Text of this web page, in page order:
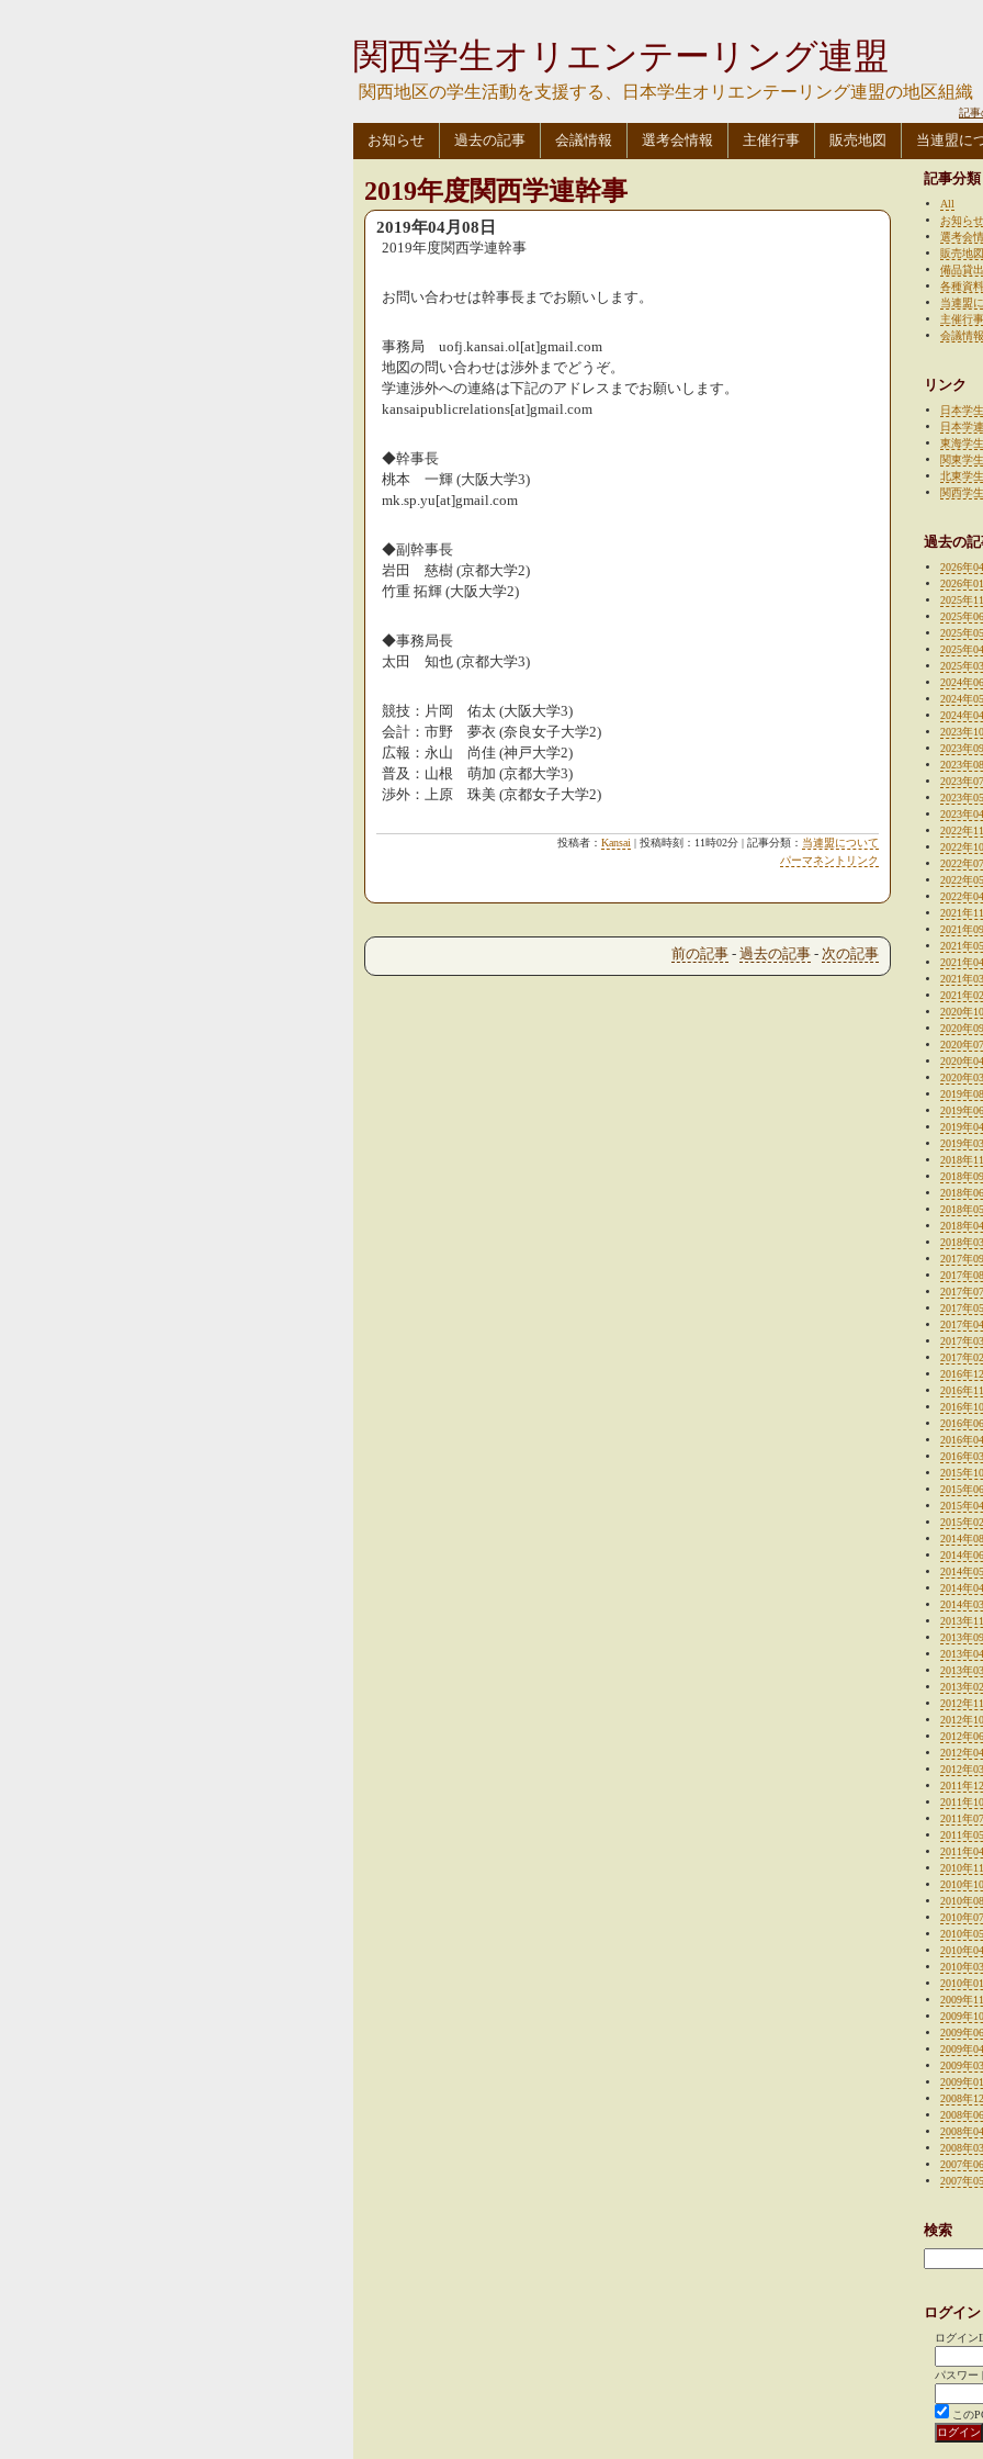
関西学生オリエンテーリング連盟
関西地区の学生活動を支援する、日本学生オリエンテーリング連盟の地区組織
記事
お知らせ 過去の記事 会議情報 選考会情報 主催行事 販売地図 当連盟に
2019年度関西学連幹事
2019年04月08日
2019年度関西学連幹事
お問い合わせは幹事長までお願いします。
事務局 uofj.kansai.ol[at]gmail.com
地図の問い合わせは渉外までどうぞ。
学連渉外への連絡は下記のアドレスまでお願いします。
kansaipublicrelations[at]gmail.com
◆幹事長
桃本 一輝 (大阪大学3)
mk.sp.yu[at]gmail.com
◆副幹事長
岩田 慈樹 (京都大学2)
竹重 拓輝 (大阪大学2)
◆事務局長
太田 知也 (京都大学3)
競技：片岡 佑太 (大阪大学3)
会計：市野 夢衣 (奈良女子大学2)
広報：永山 尚佳 (神戸大学2)
普及：山根 萌加 (京都大学3)
渉外：上原 珠美 (京都女子大学2)
投稿者： Kansai | 投稿時刻：11時02分 | 記事分類： 当連盟について
パーマネントリンク
前の記事 - 過去の記事 - 次の記事
記事分類
All
お知らせ
選考会
販売地図
備品貸出
各種資料
当連盟
主催行事
会議情報
リンク
日本学
日本学
東海学
関東学
北東学
関西学
過去の記
2026年
2026年
2025年
2025年
2025年
2025年
2025年
2024年
2024年
2024年
2023年
2023年
2023年
2023年
2023年
2023年
2022年
2022年
2022年
2022年
2022年
2021年
2021年
2021年
2021年
2021年
2021年
2020年
2020年
2020年
2020年
2020年
2019年
2019年
2019年
2019年
2018年
2018年
2018年
2018年
2018年
2018年
2017年
2017年
2017年
2017年
2017年
2017年
2017年
2016年
2016年
2016年
2016年
2016年
2016年
2015年
2015年
2015年
2015年
2014年
2014年
2014年
2014年
2014年
2013年
2013年
2013年
2013年
2013年
2012年
2012年
2012年
2012年
2012年
2011年
2011年
2011年
2011年
2011年
2010年
2010年
2010年
2010年
2010年
2010年
2010年
2010年
2009年
2009年
2009年
2009年
2009年
2009年
2008年
2008年
2008年
2008年
2007年
2007年
検索
ログイン
ログイン
パスワー
この